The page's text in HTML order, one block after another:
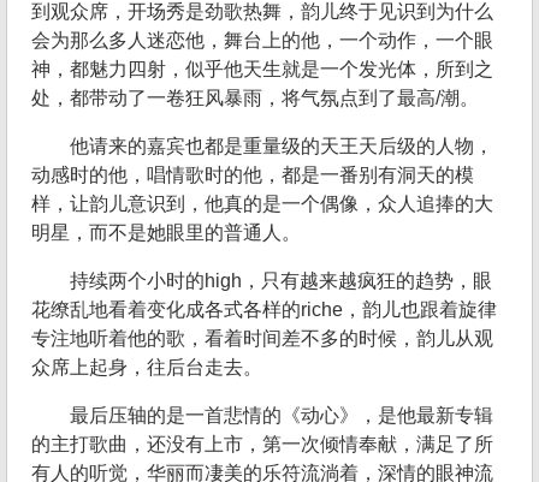
到观众席，开场秀是劲歌热舞，韵儿终于见识到为什么
会为那么多人迷恋他，舞台上的他，一个动作，一个眼
神，都魅力四射，似乎他天生就是一个发光体，所到之
处，都带动了一卷狂风暴雨，将气氛点到了最高/潮。
他请来的嘉宾也都是重量级的天王天后级的人物，
动感时的他，唱情歌时的他，都是一番别有洞天的模
样，让韵儿意识到，他真的是一个偶像，众人追捧的大
明星，而不是她眼里的普通人。
持续两个小时的high，只有越来越疯狂的趋势，眼
花缭乱地看着变化成各式各样的riche，韵儿也跟着旋律
专注地听着他的歌，看着时间差不多的时候，韵儿从观
众席上起身，往后台走去。
最后压轴的是一首悲情的《动心》，是他最新专辑
的主打歌曲，还没有上市，第一次倾情奉献，满足了所
有人的听觉，华丽而凄美的乐符流淌着，深情的眼神流